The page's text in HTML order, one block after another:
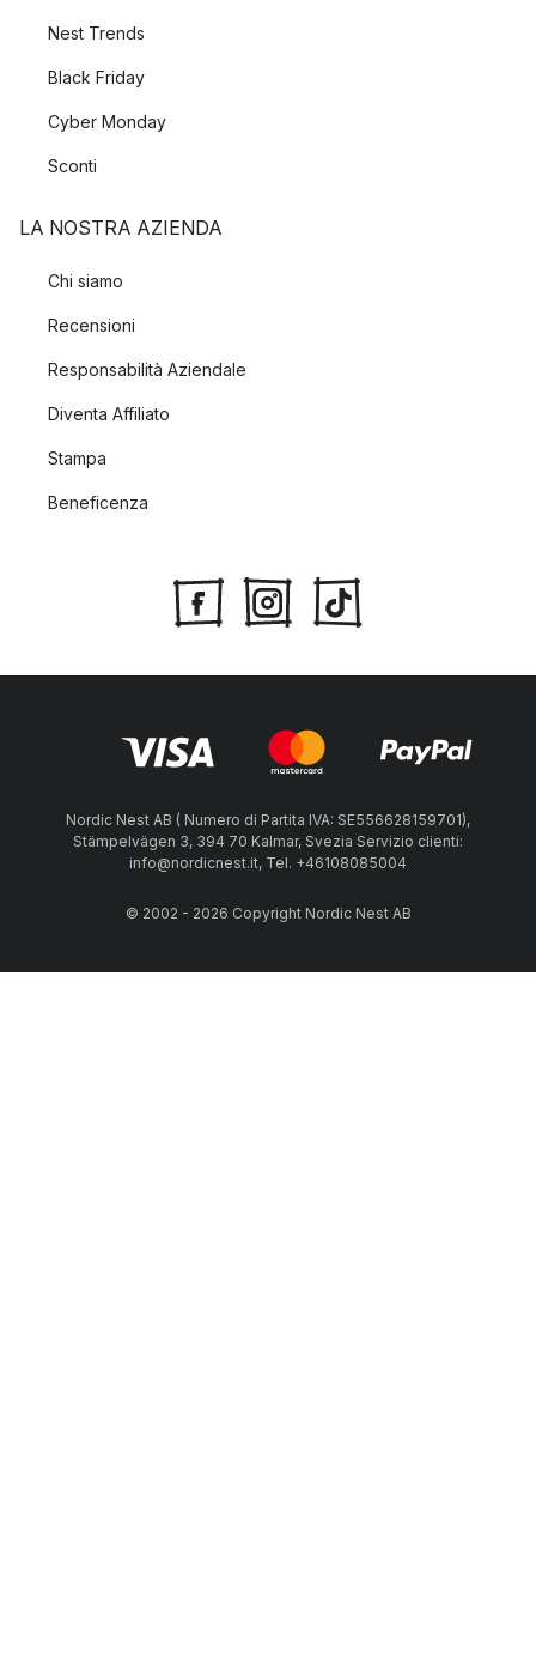
Nest Trends
Black Friday
Cyber Monday
Sconti
LA NOSTRA AZIENDA
Chi siamo
Recensioni
Responsabilità Aziendale
Diventa Affiliato
Stampa
Beneficenza
Nordic Nest AB ( Numero di Partita IVA: SE556628159701),
Stämpelvägen 3, 394 70 Kalmar, Svezia Servizio clienti:
info@nordicnest.it, Tel. +46108085004
© 2002 - 2026 Copyright Nordic Nest AB